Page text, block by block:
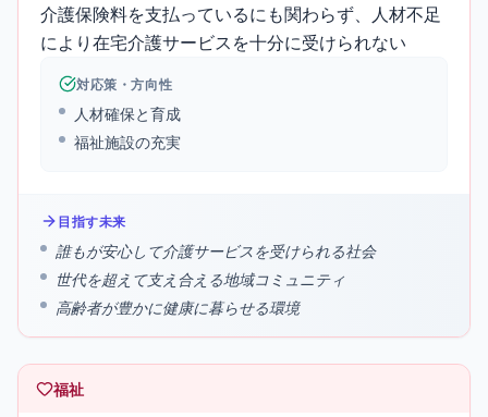
介護保険料を支払っているにも関わらず、人材不足
により在宅介護サービスを十分に受けられない
対応策・方向性
人材確保と育成
福祉施設の充実
目指す未来
誰もが安心して介護サービスを受けられる社会
世代を超えて支え合える地域コミュニティ
高齢者が豊かに健康に暮らせる環境
福祉